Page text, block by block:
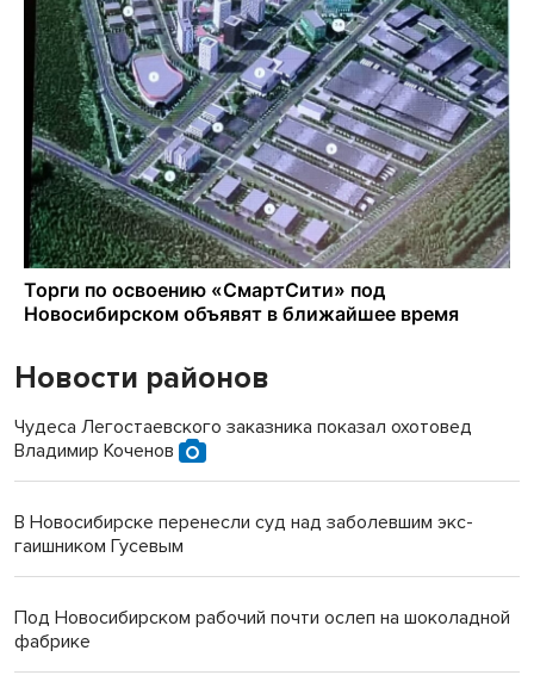
Новости районов
Чудеса Легостаевского заказника показал охотовед
Владимир Коченов
В Новосибирске перенесли суд над заболевшим экс-
гаишником Гусевым
Под Новосибирском рабочий почти ослеп на шоколадной
фабрике